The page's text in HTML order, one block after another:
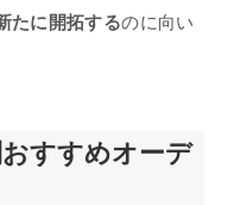
たに開拓するのに向い
すすめオーデ